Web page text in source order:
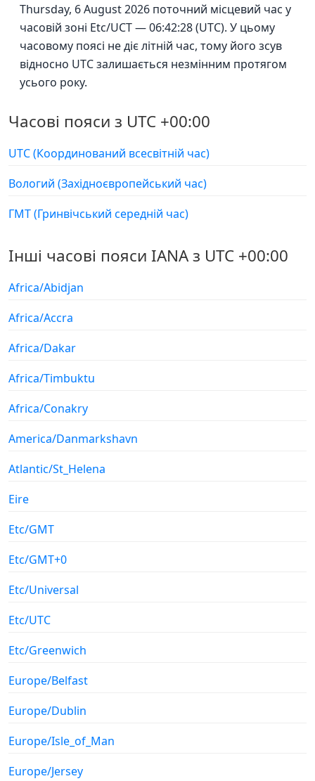
Thursday, 6 August 2026 поточний місцевий час у
часовій зоні Etc/UCT — 06:42:28 (UTC). У цьому
часовому поясі не діє літній час, тому його зсув
відносно UTC залишається незмінним протягом
усього року.
Часові пояси з UTC +00:00
UTC (Координований всесвітній час)
Вологий (Західноєвропейський час)
ГМТ (Гринвічський середній час)
Інші часові пояси IANA з UTC +00:00
Africa/Abidjan
Africa/Accra
Africa/Dakar
Africa/Timbuktu
Africa/Conakry
America/Danmarkshavn
Atlantic/St_Helena
Eire
Etc/GMT
Etc/GMT+0
Etc/Universal
Etc/UTC
Etc/Greenwich
Europe/Belfast
Europe/Dublin
Europe/Isle_of_Man
Europe/Jersey